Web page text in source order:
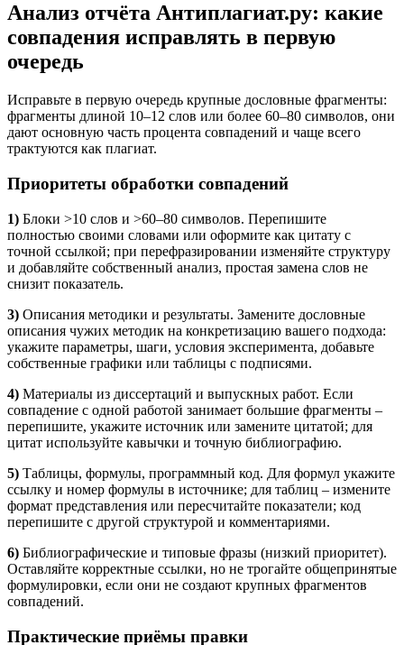
Анализ отчёта Антиплагиат.ру: какие
совпадения исправлять в первую
очередь
Исправьте в первую очередь крупные дословные фрагменты:
фрагменты длиной 10–12 слов или более 60–80 символов, они
дают основную часть процента совпадений и чаще всего
трактуются как плагиат.
Приоритеты обработки совпадений
1) Блоки >10 слов и >60–80 символов. Перепишите
полностью своими словами или оформите как цитату с
точной ссылкой; при перефразировании изменяйте структуру
и добавляйте собственный анализ, простая замена слов не
снизит показатель.
3) Описания методики и результаты. Замените дословные
описания чужих методик на конкретизацию вашего подхода:
укажите параметры, шаги, условия эксперимента, добавьте
собственные графики или таблицы с подписями.
4) Материалы из диссертаций и выпускных работ. Если
совпадение с одной работой занимает большие фрагменты –
перепишите, укажите источник или замените цитатой; для
цитат используйте кавычки и точную библиографию.
5) Таблицы, формулы, программный код. Для формул укажите
ссылку и номер формулы в источнике; для таблиц – измените
формат представления или пересчитайте показатели; код
перепишите с другой структурой и комментариями.
6) Библиографические и типовые фразы (низкий приоритет).
Оставляйте корректные ссылки, но не трогайте общепринятые
формулировки, если они не создают крупных фрагментов
совпадений.
Практические приёмы правки